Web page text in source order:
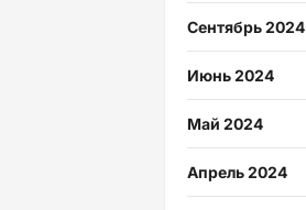
Сентябрь 2024
Июнь 2024
Май 2024
Апрель 2024